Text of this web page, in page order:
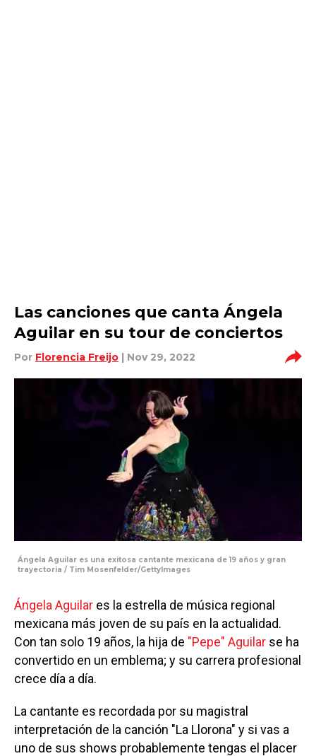
Las canciones que canta Ángela
Aguilar en su tour de conciertos
Por Florencia Freijo | Nov 29, 2022
Ángela Aguilar es una exitosa cantante mexicana de 19 años y gran
trayectoria / Tim Mosenfelder/GettyImages
Ángela Aguilar es la estrella de música regional
mexicana más joven de su país en la actualidad.
Con tan solo 19 años, la hija de "Pepe" Aguilar se ha
convertido en un emblema; y su carrera profesional
crece día a día.
La cantante es recordada por su magistral
interpretación de la canción "La Llorona" y si vas a
uno de sus shows probablemente tengas el placer